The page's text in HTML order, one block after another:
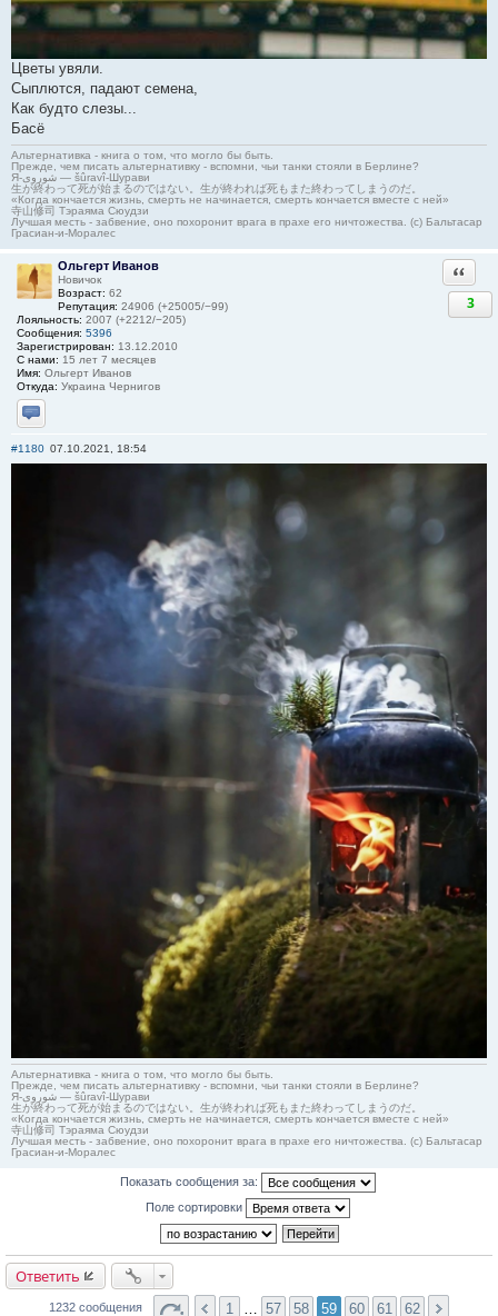
Цветы увяли.
Сыплются, падают семена,
Как будто слезы...
Басё
Альтернативка - книга о том, что могло бы быть.
Прежде, чем писать альтернативку - вспомни, чьи танки стояли в Берлине?
Я-شوروی — šûravî-Шурави
生が終わって死が始まるのではない。生が終われば死もまた終わってしまうのだ。
«Когда кончается жизнь, смерть не начинается, смерть кончается вместе с ней»
寺山修司 Тэраяма Сюудзи
Лучшая месть - забвение, оно похоронит врага в прахе его ничтожества. (с) Бальтасар
Грасиан-и-Моралес
Ольгерт Иванов
Новичок
Возраст: 62
Репутация: 24906 (+25005/−99)
Лояльность: 2007 (+2212/−205)
Сообщения: 5396
Зарегистрирован: 13.12.2010
С нами: 15 лет 7 месяцев
Имя: Ольгерт Иванов
Откуда: Украина Чернигов
Отправить личное сообщение
3
#1180 07.10.2021, 18:54
Альтернативка - книга о том, что могло бы быть.
Прежде, чем писать альтернативку - вспомни, чьи танки стояли в Берлине?
Я-شوروی — šûravî-Шурави
生が終わって死が始まるのではない。生が終われば死もまた終わってしまうのだ。
«Когда кончается жизнь, смерть не начинается, смерть кончается вместе с ней»
寺山修司 Тэраяма Сюудзи
Лучшая месть - забвение, оно похоронит врага в прахе его ничтожества. (с) Бальтасар
Грасиан-и-Моралес
Показать сообщения за:
Поле сортировки
Ответить
1232 сообщения 1 57 58 59 60 61 62